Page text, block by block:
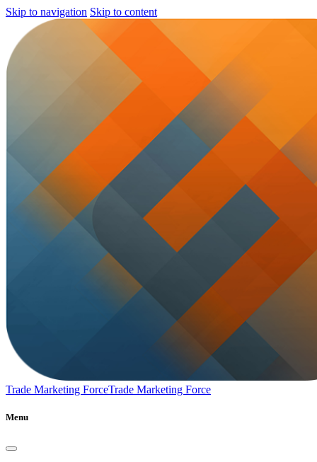
Skip to navigation Skip to content
Trade Marketing ForceTrade Marketing Force
Menu